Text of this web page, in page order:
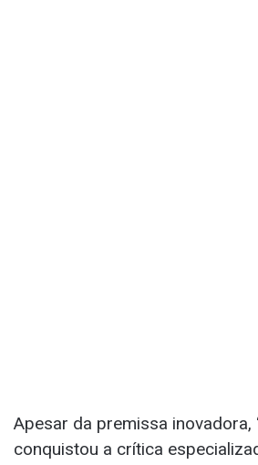
Apesar da premissa inovadora,
conquistou a crítica